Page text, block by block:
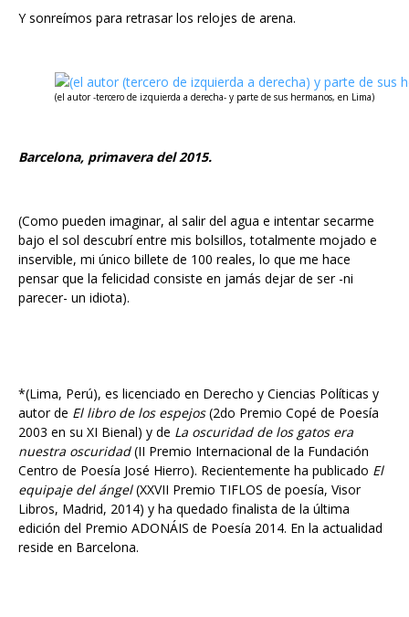
Y sonreímos para retrasar los relojes de arena.
(el autor -tercero de izquierda a derecha- y parte de sus hermanos, en Lima)
Barcelona, primavera del 2015.
(Como pueden imaginar, al salir del agua e intentar secarme
bajo el sol descubrí entre mis bolsillos, totalmente mojado e
inservible, mi único billete de 100 reales, lo que me hace
pensar que la felicidad consiste en jamás dejar de ser -ni
parecer- un idiota).
*(Lima, Perú), es licenciado en Derecho y Ciencias Políticas y
autor de El libro de los espejos(2do Premio Copé de Poesía
2003 en su XI Bienal) y de La oscuridad de los gatos era
nuestra oscuridad(II Premio Internacional de la Fundación
Centro de Poesía José Hierro). Recientemente ha publicado El
equipaje del ángel(XXVII Premio TIFLOS de poesía, Visor
Libros, Madrid, 2014) y ha quedado finalista de la última
edición del Premio ADONÁIS de Poesía 2014. En la actualidad
reside en Barcelona.